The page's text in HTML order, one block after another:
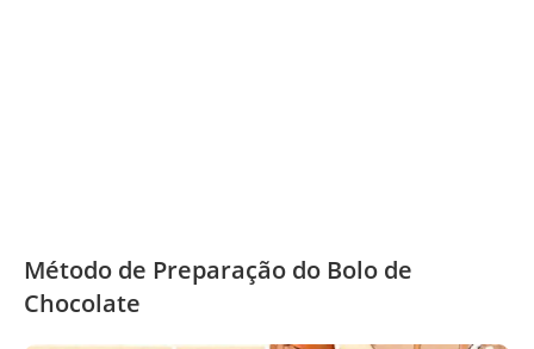
Método de Preparação do Bolo de
Chocolate